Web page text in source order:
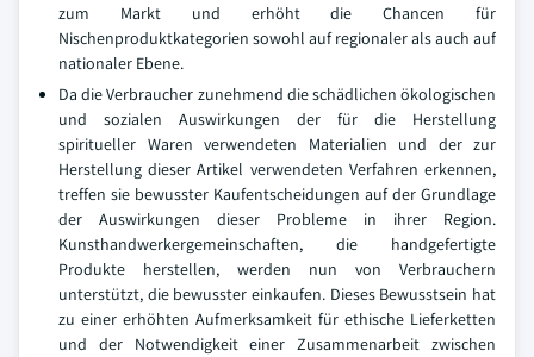
zum Markt und erhöht die Chancen für
Nischenproduktkategorien sowohl auf regionaler als auch auf
nationaler Ebene.
Da die Verbraucher zunehmend die schädlichen ökologischen
und sozialen Auswirkungen der für die Herstellung
spiritueller Waren verwendeten Materialien und der zur
Herstellung dieser Artikel verwendeten Verfahren erkennen,
treffen sie bewusster Kaufentscheidungen auf der Grundlage
der Auswirkungen dieser Probleme in ihrer Region.
Kunsthandwerkergemeinschaften, die handgefertigte
Produkte herstellen, werden nun von Verbrauchern
unterstützt, die bewusster einkaufen. Dieses Bewusstsein hat
zu einer erhöhten Aufmerksamkeit für ethische Lieferketten
und der Notwendigkeit einer Zusammenarbeit zwischen